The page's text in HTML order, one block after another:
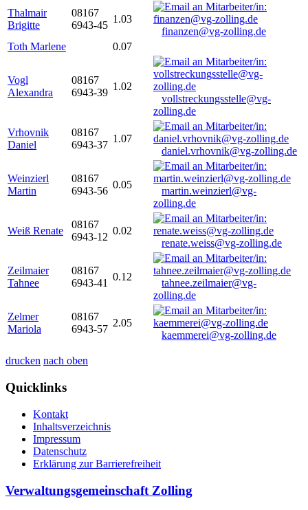
Thalmair
Brigitte
08167
6943-45
1.03
finanzen@vg-zolling.de
Toth Marlene
0.07
Vogl
Alexandra
08167
6943-39
1.02
vollstreckungsstelle@vg-
zolling.de
Vrhovnik
Daniel
08167
6943-37
1.07
daniel.vrhovnik@vg-zolling.de
Weinzierl
Martin
08167
6943-56
0.05
martin.weinzierl@vg-
zolling.de
Weiß Renate
08167
6943-12
0.02
renate.weiss@vg-zolling.de
Zeilmaier
Tahnee
08167
6943-41
0.12
tahnee.zeilmaier@vg-
zolling.de
Zelmer
Mariola
08167
6943-57
2.05
kaemmerei@vg-zolling.de
drucken nach oben
Quicklinks
Kontakt
Inhaltsverzeichnis
Impressum
Datenschutz
Erklärung zur Barrierefreiheit
Verwaltungsgemeinschaft Zolling